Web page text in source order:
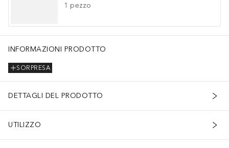
1 pezzo
INFORMAZIONI PRODOTTO
SORPRESA
DETTAGLI DEL PRODOTTO
UTILIZZO